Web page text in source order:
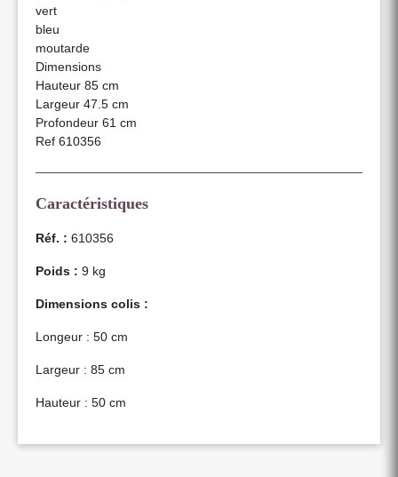
vert
bleu
moutarde
Dimensions
Hauteur 85 cm
Largeur 47.5 cm
Profondeur 61 cm
Ref 610356
Caractéristiques
Réf. : 610356
Poids : 9 kg
Dimensions colis :
Longeur : 50 cm
Largeur : 85 cm
Hauteur : 50 cm